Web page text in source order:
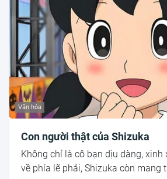
Văn hóa
Con người thật của Shizuka
Không chỉ là cô bạn dịu dàng, xinh
về phía lẽ phải, Shizuka còn mang